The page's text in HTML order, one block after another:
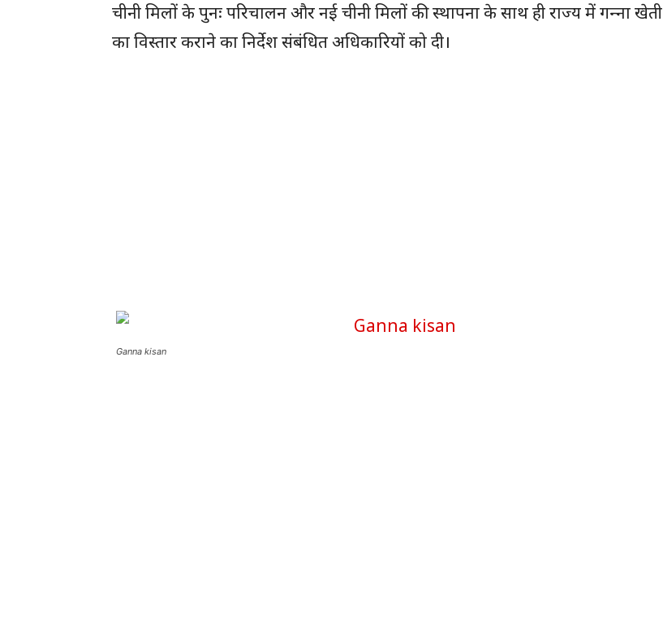
चीनी मिलों के पुनः परिचालन और नई चीनी मिलों की स्‍थापना के साथ ही राज्‍य में गन्‍ना खेती
का विस्‍तार कराने का निर्देश संबंधित अधिकारियों को दी।
Ganna kisan